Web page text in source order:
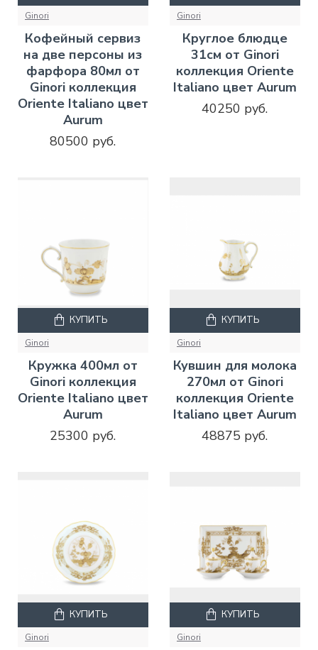
Ginori
Кофейный сервиз
на две персоны из
фарфора 80мл от
Ginori коллекция
Oriente Italiano цвет
Aurum
80500 руб.
Ginori
Круглое блюдце
31см от Ginori
коллекция Oriente
Italiano цвет Aurum
40250 руб.
Ginori
Кружка 400мл от
Ginori коллекция
Oriente Italiano цвет
Aurum
25300 руб.
КУПИТЬ
Ginori
Кувшин для молока
270мл от Ginori
коллекция Oriente
Italiano цвет Aurum
48875 руб.
КУПИТЬ
Ginori
КУПИТЬ
Ginori
КУПИТЬ